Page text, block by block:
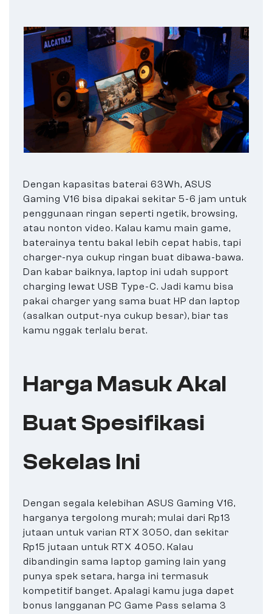
Dengan kapasitas baterai 63Wh, ASUS
Gaming V16 bisa dipakai sekitar 5-6 jam untuk
penggunaan ringan seperti ngetik, browsing,
atau nonton video. Kalau kamu main game,
baterainya tentu bakal lebih cepat habis, tapi
charger-nya cukup ringan buat dibawa-bawa.
Dan kabar baiknya, laptop ini udah support
charging lewat USB Type-C. Jadi kamu bisa
pakai charger yang sama buat HP dan laptop
(asalkan output-nya cukup besar), biar tas
kamu nggak terlalu berat.
Harga Masuk Akal
Buat Spesifikasi
Sekelas Ini
Dengan segala kelebihan ASUS Gaming V16,
harganya tergolong murah; mulai dari Rp13
jutaan untuk varian RTX 3050, dan sekitar
Rp15 jutaan untuk RTX 4050. Kalau
dibandingin sama laptop gaming lain yang
punya spek setara, harga ini termasuk
kompetitif banget. Apalagi kamu juga dapet
bonus langganan PC Game Pass selama 3